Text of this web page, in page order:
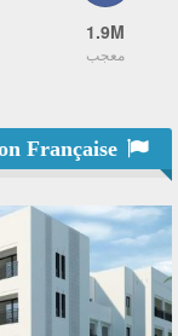
1.9M
معجب